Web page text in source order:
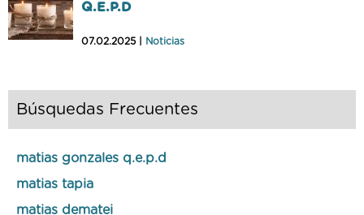
Q.E.P.D
07.02.2025 | Noticias
Búsquedas Frecuentes
matias gonzales q.e.p.d
matias tapia
matias dematei